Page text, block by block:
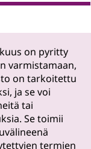
on pyritty
varmistamaan,
on tarkoitettu
ja se voi
tai
Se toimii
termien